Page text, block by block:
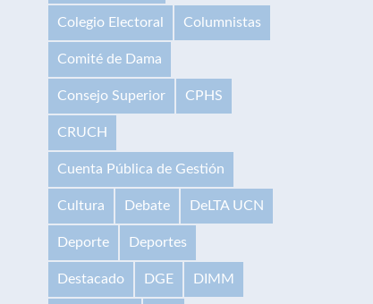
Colegio Electoral Columnistas
Comité de Dama
Consejo Superior CPHS
CRUCH
Cuenta Pública de Gestión
Cultura Debate DeLTA UCN
Deporte Deportes
Destacado DGE DIMM